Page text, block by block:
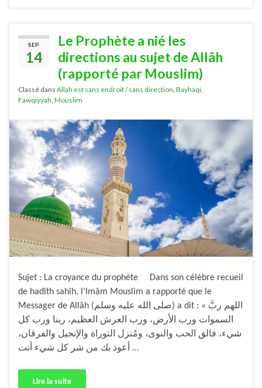
SEP
14
Le Prophète a nié les
directions au sujet de Allâh
(rapporté par Mouslim)
Classé dans Allah est sans endroit / sans direction Bayhaqi
Fawqiyyah Mouslim
Sujet : La croyance du prophète Dans son célèbre recueil
de hadîth sahîh, l’Imâm Mouslim a rapporté que le
Messager de Allâh (صلى الله عليه وسلم) a dit : « اللهم ربَّ
السموات ورب الأرض، ورب العرش العظيم، ربنا ورب كل
شيء، فالق الحب والنوى، ومُنزل التوراة والإنجيل والفرقان،
أعوذ بك من شر كل شيء أنت …
Lire la suite